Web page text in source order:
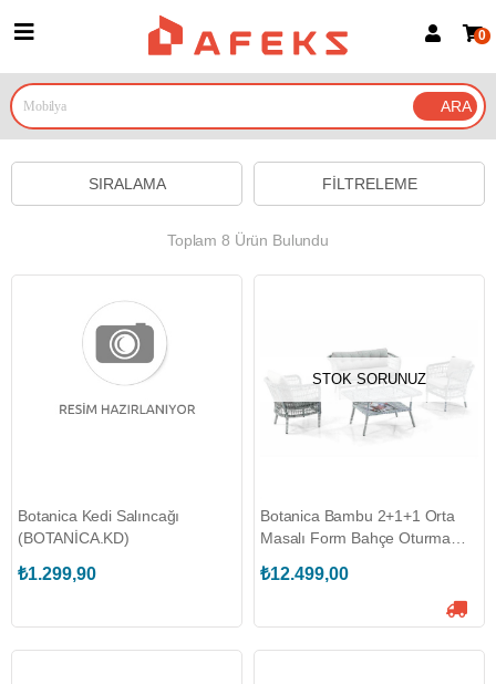
Google İle Bağlan
0
FILTRELEME
SIRALAMA
Toplam 8 Ürün Bulundu
Botanica Kedi Salıncağı
(BOTANİCA.KD)
₺1.299,90
STOK SORUNUZ
Botanica Bambu 2+1+1 Orta
Masalı Form Bahçe Oturma
₺12.499,00